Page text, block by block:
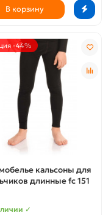
В корзину
-44%
кальсоны для
длинные fc 151
✓